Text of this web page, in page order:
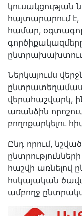
հայտարարում է,
համար,
Ներկայումս
վերահաշվարկ,
առանձին
բողոքարկելու
Ընդ որում,
հաշվի առնելով
հսկայական
ամբողջ